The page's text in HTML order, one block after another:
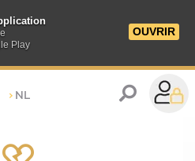
Play
OUVRIR
> NL